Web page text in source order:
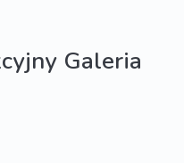
Galeria